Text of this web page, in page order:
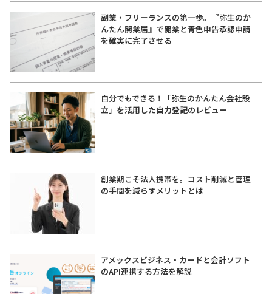
副業・フリーランスの第一歩。『弥生のか
んたん開業届』で開業と青色申告承認申請
を確実に完了させる
自分でもできる！「弥生のかんたん会社設
立」を活用した自力登記のレビュー
創業期こそ法人携帯を。コスト削減と管理
の手間を減らすメリットとは
アメックスビジネス・カードと会計ソフト
のAPI連携する方法を解説